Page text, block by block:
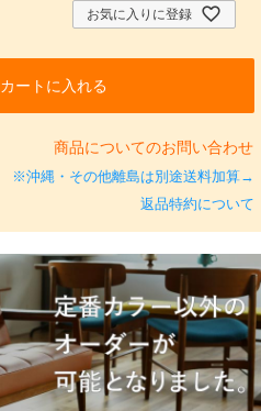
お気に入りに登録
カートに入れる
商品についてのお問い合わせ
※沖縄・その他離島は別途送料加算→
返品特約について